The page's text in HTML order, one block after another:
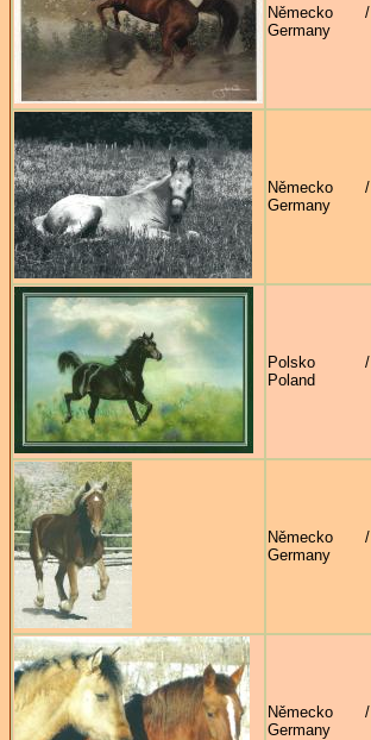
Německo /
Germany
Německo /
Germany
Polsko /
Poland
Německo /
Germany
Německo /
Germany